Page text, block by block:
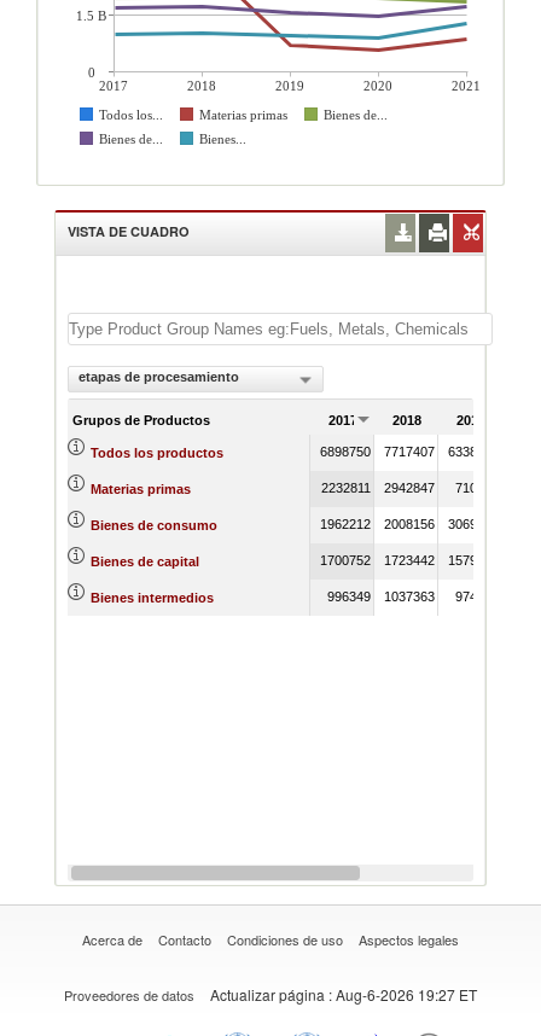
2017 2018 2019 2020
2021
Todos los...
Materias primas
Bienes de...
Bienes de...
Bienes...
1.5 B
0
VISTA DE CUADRO
etapas de procesamiento
Grupos de Productos 2017 2018 2019
Todos los productos 6898750 7717407 6338601
Materias primas 2232811 2942847 710926
Bienes de consumo 1962212 2008156 3069589
Bienes de capital 1700752 1723442 1579631
Bienes intermedios 996349 1037363 974002
Acerca de Contacto Condiciones de uso Aspectos legales
Proveedores de datos Actualizar página : Aug-6-2026 19:27 ET